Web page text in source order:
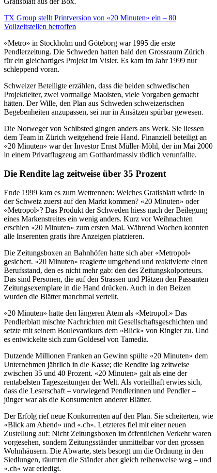
TX Group stellt Printversion von «20 Minuten» ein – 80
Vollzeitstellen betroffen
«Metro» in Stockholm und Göteborg war 1995 die erste
Pendlerzeitung. Die Schweden hatten bald den Grossraum Zürich
für ein gleichartiges Projekt im Visier. Es kam im Jahr 1999 nur
schleppend voran.
Schweizer Beteiligte erzählen, dass die beiden schwedischen
Projektleiter, zwei vormalige Maoisten, viele Vorgaben gemacht
hätten. Der Wille, den Plan aus Schweden schweizerischen
Begebenheiten anzupassen, sei nur in Ansätzen spürbar gewesen.
Die Norweger von Schibsted gingen anders ans Werk. Sie liessen
dem Team in Zürich weitgehend freie Hand. Finanziell beteiligt an
«20 Minuten» war der Investor Ernst Müller-Möhl, der im Mai 2000
in einem Privatflugzeug am Gotthardmassiv tödlich verunfallte.
Die Rendite lag zeitweise über 35 Prozent
Ende 1999 kam es zum Wettrennen: Welches Gratisblatt würde in
der Schweiz zuerst auf den Markt kommen? «20 Minuten» oder
«Metropol»? Das Produkt der Schweden hiess nach der Beilegung
eines Markenstreites ein wenig anders. Kurz vor Weihnachten
erschien «20 Minuten» zum ersten Mal. Während Wochen konnten
alle Inserenten gratis ihre Anzeigen platzieren.
Die Zeitungsboxen an Bahnhöfen hatte sich aber «Metropol»
gesichert. «20 Minuten» reagierte umgehend und reaktivierte einen
Berufsstand, den es nicht mehr gab: den des Zeitungskolporteurs.
Das sind Personen, die auf den Strassen und Plätzen den Passanten
Zeitungsexemplare in die Hand drücken. Auch in den Beizen
wurden die Blätter manchmal verteilt.
«20 Minuten» hatte den längeren Atem als «Metropol.» Das
Pendlerblatt mischte Nachrichten mit Gesellschaftsgeschichten und
setzte mit seinem Boulevardkurs dem «Blick» von Ringier zu. Und
es entwickelte sich zum Goldesel von Tamedia.
Dutzende Millionen Franken an Gewinn spülte «20 Minuten» dem
Unternehmen jährlich in die Kasse; die Rendite lag zeitweise
zwischen 35 und 40 Prozent. «20 Minuten» galt als eine der
rentabelsten Tageszeitungen der Welt. Als vorteilhaft erwies sich,
dass die Leserschaft – vorwiegend Pendlerinnen und Pendler –
jünger war als die Konsumenten anderer Blätter.
Der Erfolg rief neue Konkurrenten auf den Plan. Sie scheiterten, wie
«Blick am Abend» und «.ch». Letzteres fiel mit einer neuen
Zustellung auf: Nicht Zeitungsboxen im öffentlichen Verkehr waren
vorgesehen, sondern Zeitungsständer unmittelbar vor den grossen
Wohnhäusern. Die Abwarte, stets besorgt um die Ordnung in den
Siedlungen, räumten die Ständer aber gleich reihenweise weg – und
«.ch» war erledigt.